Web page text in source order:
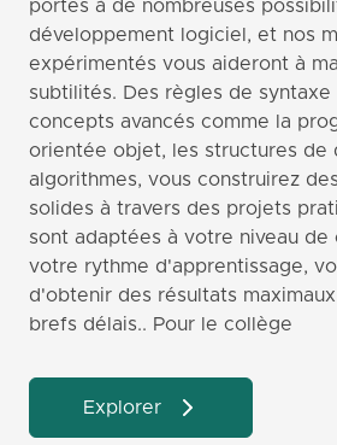
portes à de nombreuses
développement logiciel, et nos
expérimentés vous aideront à
subtilités. Des règles de syntaxe
concepts avancés comme la
orientée objet, les structures de
algorithmes, vous construirez
solides à travers des projets
sont adaptées à votre niveau
votre rythme d'apprentissage,
d'obtenir des résultats
brefs délais.. Pour le collège
Explorer